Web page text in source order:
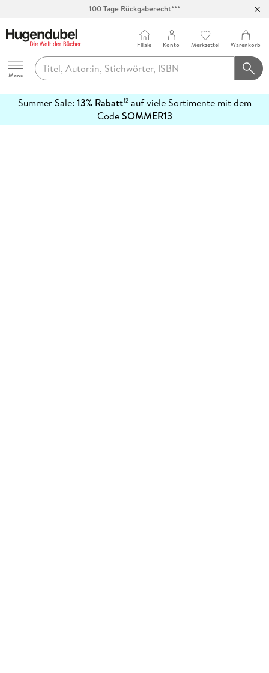
100 Tage Rückgaberecht***
Hugendubel
Menu
Filiale Konto Merkzettel Warenkorb
Summer Sale: 13% Rabatt12auf viele Sortimente mit dem
CodeSOMMER13
erfahren